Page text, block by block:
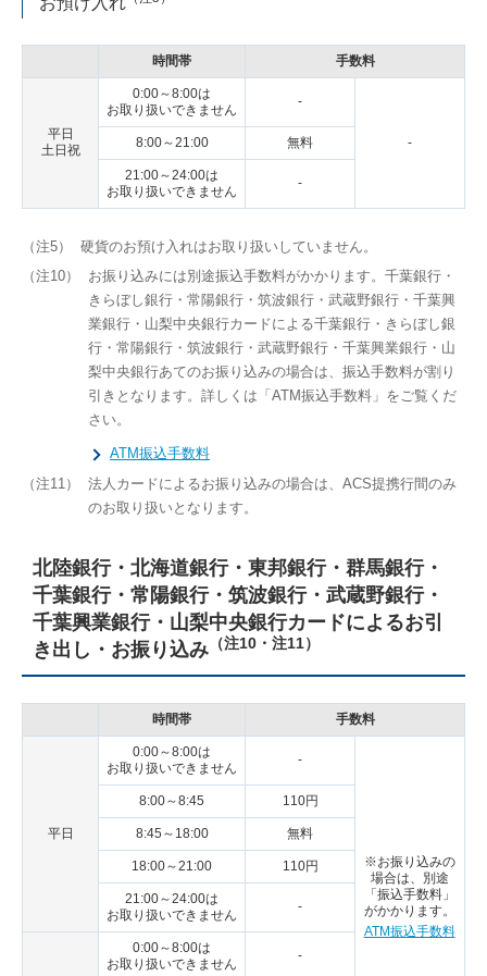
時間帯 手数料
平日
土日祝
0:00～8:00は
お取り扱いできません
-
-
8:00～21:00 無料
21:00～24:00は
お取り扱いできません
-
（注5）
硬貨のお預け入れはお取り扱いしていません。
（注10）
お振り込みには別途振込手数料がかかります。千葉銀行・
きらぼし銀行・常陽銀行・筑波銀行・武蔵野銀行・千葉興
業銀行・山梨中央銀行カードによる千葉銀行・きらぼし銀
行・常陽銀行・筑波銀行・武蔵野銀行・千葉興業銀行・山
梨中央銀行あてのお振り込みの場合は、振込手数料が割り
引きとなります。詳しくは「ATM振込手数料」をご覧くだ
さい。
ATM振込手数料
（注11）
法人カードによるお振り込みの場合は、ACS提携行間のみ
のお取り扱いとなります。
北陸銀行・北海道銀行・東邦銀行・群馬銀行・
千葉銀行・常陽銀行・筑波銀行・武蔵野銀行・
千葉興業銀行・山梨中央銀行カードによるお引
き出し・お振り込み （注10・注11）
時間帯 手数料
平日
0:00～8:00は
お取り扱いできません
-
※お振り込みの
場合は、別途
「振込手数料」
がかかります。
ATM振込手数料
8:00～8:45 110円
8:45～18:00 無料
18:00～21:00 110円
21:00～24:00は
お取り扱いできません
-
0:00～8:00は
お取り扱いできません
-